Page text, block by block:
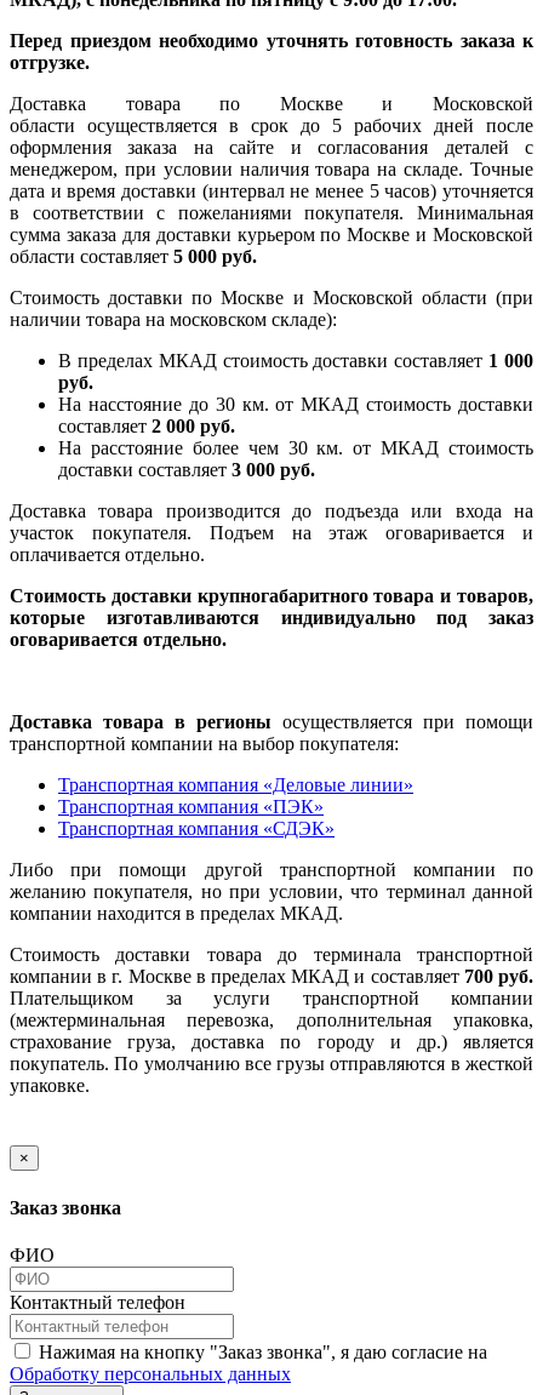
Перед приездом необходимо уточнять готовность заказа к
отгрузке.
Доставка товара по Москве и Московской
области осуществляется в срок до 5 рабочих дней после
оформления заказа на сайте и согласования деталей с
менеджером, при условии наличия товара на складе. Точные
дата и время доставки (интервал не менее 5 часов) уточняется
в соответствии с пожеланиями покупателя. Минимальная
сумма заказа для доставки курьером по Москве и Московской
области составляет 5 000 руб.
Стоимость доставки по Москве и Московской области (при
наличии товара на московском складе):
В пределах МКАД стоимость доставки составляет 1 000
руб.
На насcтояние до 30 км. от МКАД стоимость доставки
составляет 2 000 руб.
На расстояние более чем 30 км. от МКАД стоимость
доставки составляет 3 000 руб.
Доставка товара производится до подъезда или входа на
участок покупателя. Подъем на этаж оговаривается и
оплачивается отдельно.
Стоимость доставки крупногабаритного товара и товаров,
которые изготавливаются индивидуально под заказ
оговаривается отдельно.
Доставка товара в регионы осуществляется при помощи
транспортной компании на выбор покупателя:
Транспортная компания «Деловые линии»
Транспортная компания «ПЭК»
Транспортная компания «СДЭК»
Либо при помощи другой транспортной компании по
желанию покупателя, но при условии, что терминал данной
компании находится в пределах МКАД.
Стоимость доставки товара до терминала транспортной
компании в г. Москве в пределах МКАД и составляет 700 руб.
Плательщиком за услуги транспортной компании
(межтерминальная перевозка, дополнительная упаковка,
страхование груза, доставка по городу и др.) является
покупатель. По умолчанию все грузы отправляются в жесткой
упаковке.
×
Заказ звонка
ФИО
Контактный телефон
Нажимая на кнопку "Заказ звонка", я даю согласие на
Обработку персональных данных